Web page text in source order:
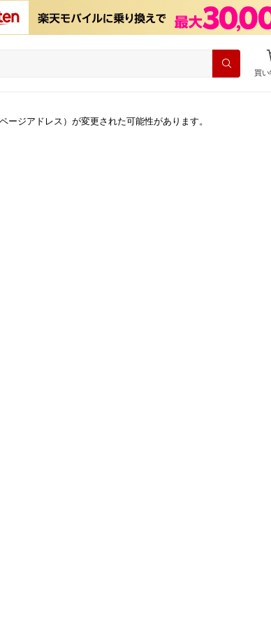
買
ジアドレス）が変更された可能性があります。